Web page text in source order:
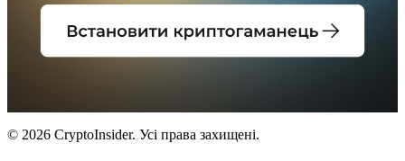
© 2026 CryptoInsider. Усі права захищені.